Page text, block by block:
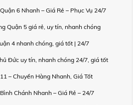
6 Nhanh – Giá Rẻ – Phục Vụ 24/7
Quận 5 giá rẻ, uy tín, nhanh chóng
4 nhanh chóng, giá tốt | 24/7
Đức uy tín, nhanh chóng 24/7, giá tốt
– Chuyển Hàng Nhanh, Giá Tốt
Chánh Nhanh – Giá Rẻ – 24/7